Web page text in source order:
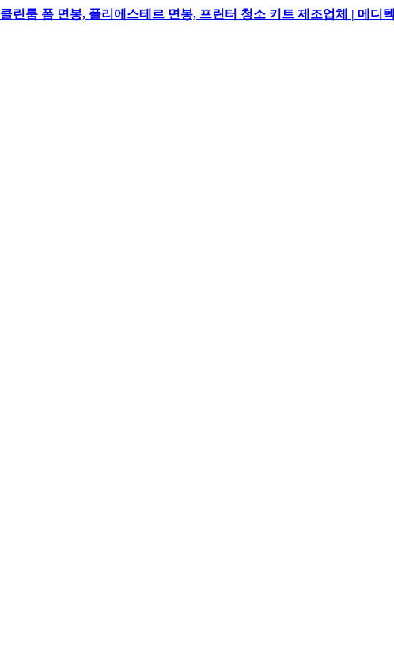
클린룸 폼 면봉, 폴리에스테르 면봉, 프린터 청소 키트 제조업체 | 메디텍